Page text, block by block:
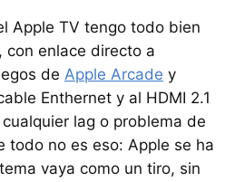
Apple TV tengo todo bien
enlace directo a
de Apple Arcade y
Enthernet y al HDMI 2.1
lag o problema de
todo no es eso: Apple se ha
vaya como un tiro, sin